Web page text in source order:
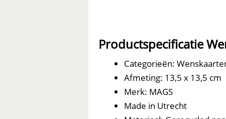
Productspecificatie
Categorieën:
Afmeting: 13,5 x 13,5 cm
Merk: MAGS
Made in Utrecht